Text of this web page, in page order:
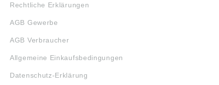
Rechtliche Erklärungen
AGB Gewerbe
AGB Verbraucher
Allgemeine Einkaufsbedingungen
Datenschutz-Erklärung